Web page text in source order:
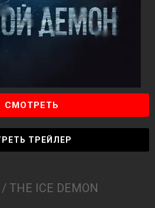
СМОТРЕТЬ
ТРЕЙЛЕР
/ THE ICE DEMON